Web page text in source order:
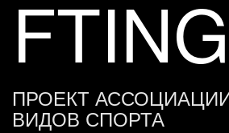
FTING
ПРОЕКТ
ВИДОВ СПОРТА